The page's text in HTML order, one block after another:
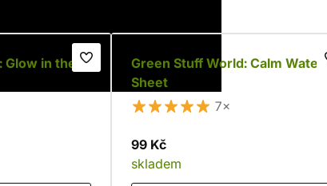
in the
Green Stuff World: Calm Water
Sheet
7×
99 Kč
skladem